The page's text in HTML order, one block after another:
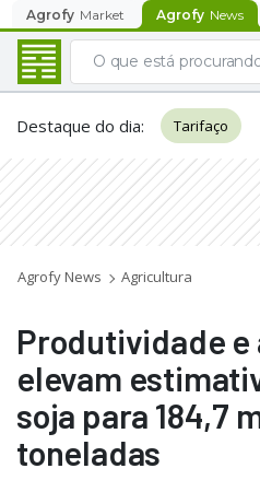
Agrofy Market Agrofy News
Destaque do dia: Tarifaço
Agrofy News Agricultura
Produtividade e
elevam
soja para 184,7
toneladas